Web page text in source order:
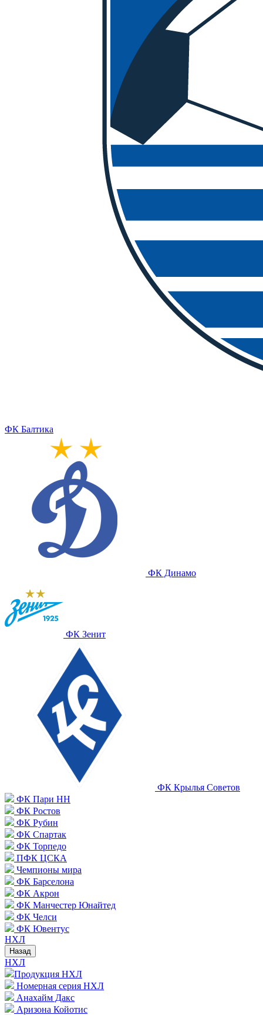
ФК Балтика
ФК Динамо
ФК Зенит
ФК Крылья Советов
ФК Пари НН
ФК Ростов
ФК Рубин
ФК Спартак
ФК Торпедо
ПФК ЦСКА
Чемпионы мира
ФК Барселона
ФК Акрон
ФК Манчестер Юнайтед
ФК Челси
ФК Ювентус
НХЛ
Назад
НХЛ
Продукция НХЛ
Номерная серия НХЛ
Анахайм Дакс
Аризона Койотис